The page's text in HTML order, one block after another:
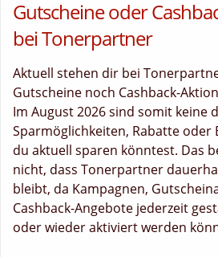
Gutscheine oder
bei Tonerpartner
Aktuell stehen dir bei
Gutscheine noch Cashback-
Im August 2026 sind somit keine
Sparmöglichkeiten, Rabatte oder
du aktuell sparen könntest. Das
nicht, dass Tonerpartner
bleibt, da Kampagnen,
Cashback-Angebote jederzeit
oder wieder aktiviert werden